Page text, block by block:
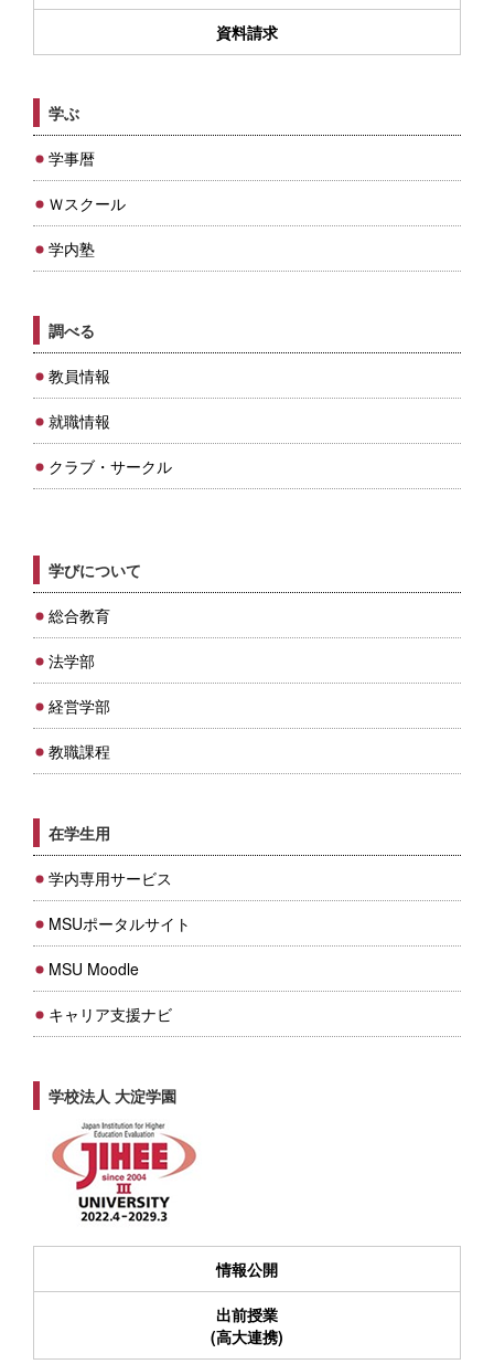
資料請求
学ぶ
学事暦
Ｗスクール
学内塾
調べる
教員情報
就職情報
クラブ・サークル
学びについて
総合教育
法学部
経営学部
教職課程
在学生用
学内専用サービス
MSUポータルサイト
MSU Moodle
キャリア支援ナビ
学校法人 大淀学園
情報公開
出前授業
(高大連携)